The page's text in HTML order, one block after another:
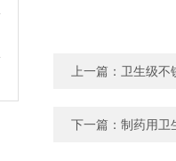
上一篇： 卫生级不
下一篇： 制药用卫